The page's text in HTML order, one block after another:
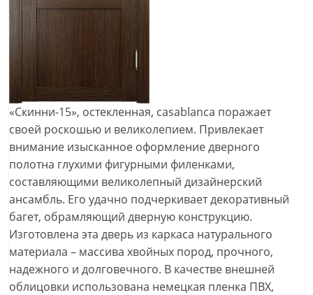
«Скинни-15», остекленная, casablanca поражает
своей роскошью и великолепием. Привлекает
внимание изысканное оформление дверного
полотна глухими фигурными филенками,
составляющими великолепный дизайнерский
ансамбль. Его удачно подчеркивает декоративный
багет, обрамляющий дверную конструкцию.
Изготовлена эта дверь из каркаса натурального
материала – массива хвойных пород, прочного,
надежного и долговечного. В качестве внешней
облицовки использована немецкая пленка ПВХ,